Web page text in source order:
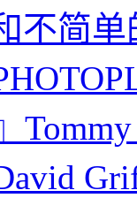
不简单